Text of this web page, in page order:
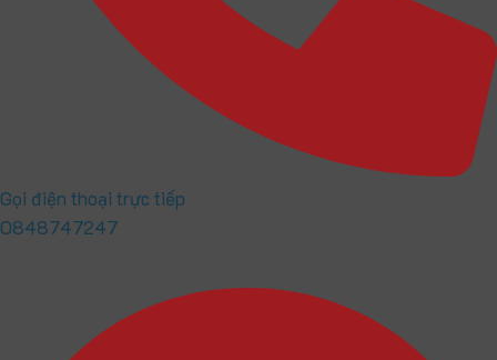
Gọi điện thoại trực tiếp
0848747247